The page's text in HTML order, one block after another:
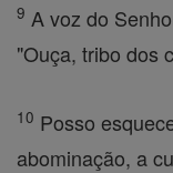
9 A voz do
"Ouça, tribo dos
10 Posso
abominação, a